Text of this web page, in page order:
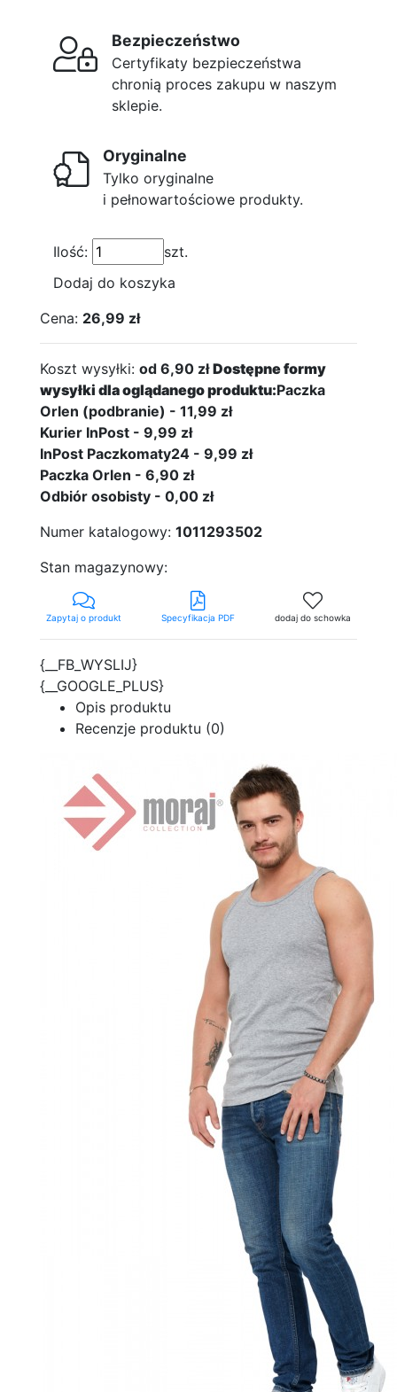
Bezpieczeństwo
Certyfikaty bezpieczeństwa
chronią proces zakupu w naszym
sklepie.
Oryginalne
Tylko oryginalne
i pełnowartościowe produkty.
Ilość:
szt.
Dodaj do koszyka
Cena: 26,99 zł
Koszt wysyłki: od 6,90 złDostępne formy
wysyłki dla oglądanego produktu:Paczka
Orlen (podbranie) - 11,99 zł
Kurier InPost - 9,99 zł
InPost Paczkomaty24 - 9,99 zł
Paczka Orlen - 6,90 zł
Odbiór osobisty - 0,00 zł
Numer katalogowy: 1011293502
Stan magazynowy:
Zapytaj o produkt Specyfikacja PDF dodaj do schowka
{__FB_WYSLIJ}
{__GOOGLE_PLUS}
Opis produktu
Recenzje produktu (0)